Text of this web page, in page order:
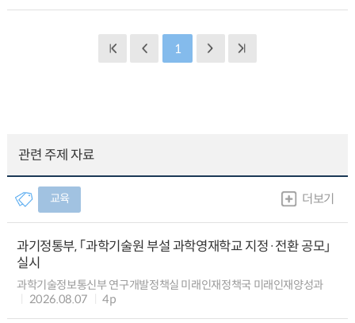
1
관련 주제 자료
교육 더보기
과기정통부, 「과학기술원 부설 과학영재학교 지정·전환 공모」
실시
과학기술정보통신부 연구개발정책실 미래인재정책국 미래인재양성과
2026.08.07
4p